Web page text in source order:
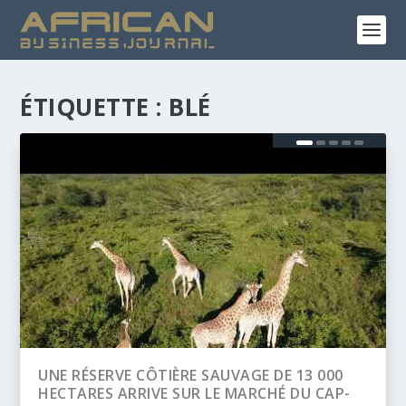
ÉTIQUETTE : BLÉ
13 000
CAP-
BANQUE AFRICAINE DE DÉVELOPPEMENT
(BAD) – ASSEMBLÉE ANNUELLES 2026 :